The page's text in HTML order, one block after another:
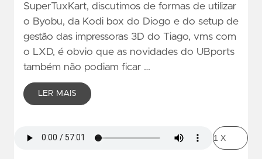
SuperTuxKart, discutimos de formas de utilizar
o Byobu, da Kodi box do Diogo e do setup de
gestão das impressoras 3D do Tiago, vms com
o LXD, é obvio que as novidades do UBports
também não podiam ficar …
LER MAIS